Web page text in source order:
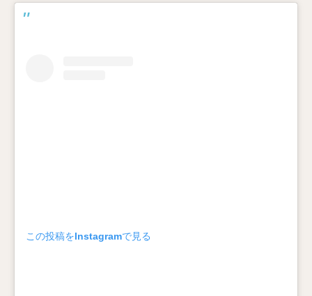
この投稿をInstagramで見る